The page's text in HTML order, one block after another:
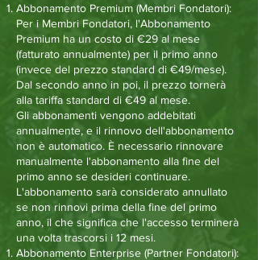
Abbonamento Premium (Membri Fondatori):
Per i Membri Fondatori, l'Abbonamento
Premium ha un costo di €29 al mese
(fatturato annualmente) per il primo anno
(invece del prezzo standard di €49/mese).
Dal secondo anno in poi, il prezzo tornerà
alla tariffa standard di €49 al mese.
Gli abbonamenti vengono addebitati
annualmente, e il rinnovo dell'abbonamento
non è automatico. È necessario rinnovare
manualmente l'abbonamento alla fine del
primo anno se desideri continuare.
L'abbonamento sarà considerato annullato
se non rinnovi prima della fine del primo
anno, il che significa che l'accesso terminerà
una volta trascorsi i 12 mesi.
Abbonamento Enterprise (Partner Fondatori):